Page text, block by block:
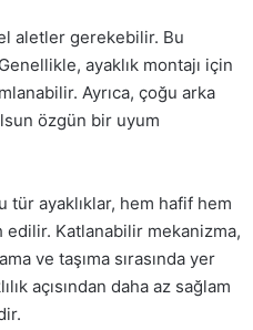
aletler gerekebilir. Bu
ayaklık montajı için
Ayrıca, çoğu arka
özgün bir uyum
tür ayaklıklar, hem hafif hem
edilir. Katlanabilir mekanizma,
ve taşıma sırasında yer
açısından daha az sağlam